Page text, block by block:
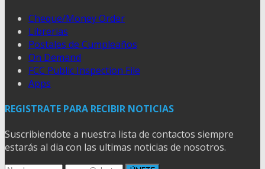
Cheque/Money Order
Librerias
Postales de Cumpleaños
On Demand
FCC Public Inspection File
Apps
REGISTRATE PARA RECIBIR NOTICIAS
Suscribiendote a nuestra lista de contactos siempre
estarás al dia con las ultimas noticias de nosotros.